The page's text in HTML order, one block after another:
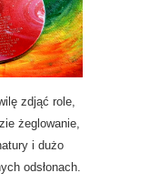
zdjąć role,
żeglowanie,
i dużo
odsłonach.